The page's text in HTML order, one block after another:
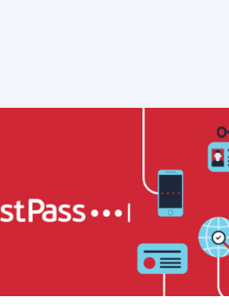
Is an Insider Threat?
You Get a Virus from Opening an Email?
Is a Trojan Virus and How Do I Get Rid
What It Is and How to Prevent It
Scareware and How to Stay